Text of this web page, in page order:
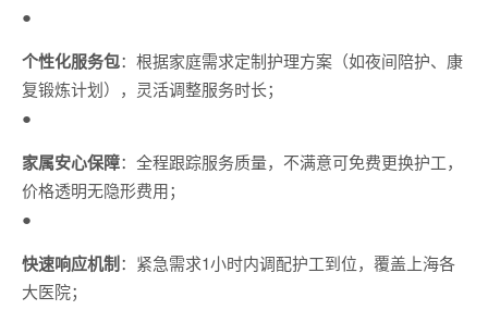
●
个性化服务包：根据家庭需求定制护理方案（如夜间陪护、康
复锻炼计划），灵活调整服务时长；
●
家属安心保障：全程跟踪服务质量，不满意可免费更换护工，
价格透明无隐形费用；
●
快速响应机制：紧急需求1小时内调配护工到位，覆盖上海各
大医院；